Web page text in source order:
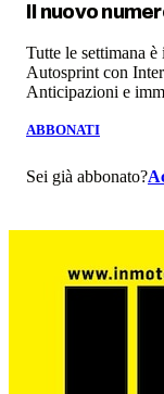
Il nuovo
Tutte le settimana
Autosprint con
Anticipazioni e
ABBONATI
Sei già abbonato?